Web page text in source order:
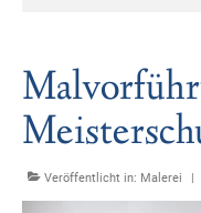
Vita
Historisierender
Portfolio
Veröffentlicht in: Malerei